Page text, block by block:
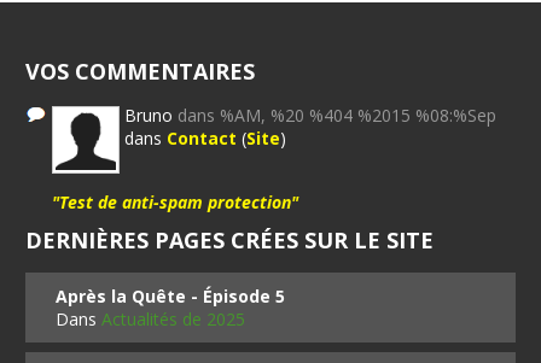
VOS COMMENTAIRES
Bruno dans %AM, %20 %404 %2015 %08:%Sep
dans Contact (Site)
"Test de anti-spam protection"
DERNIÈRES PAGES CRÉES SUR LE SITE
Après la Quête - Épisode 5
DansActualités de 2025